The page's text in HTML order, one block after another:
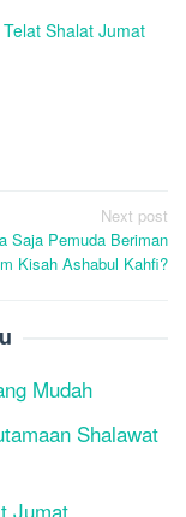
Shalat Jumat
Next post
Saja Pemuda Beriman
Kisah Ashabul Kahfi?
Mudah
Shalawat
Jumat